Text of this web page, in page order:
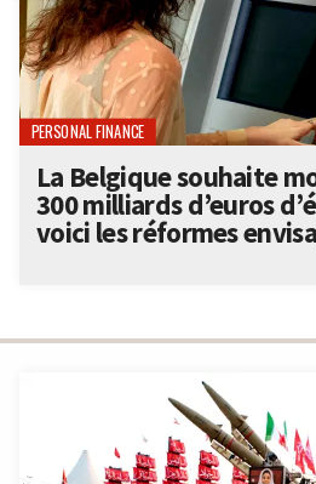
PERSONAL FINANCE
La Belgique souhaite
300 milliards d’euros
voici les réformes